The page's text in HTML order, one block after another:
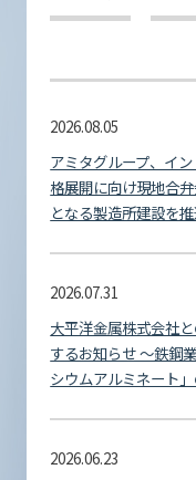
2026.08.05
アミタグループ、イ
格展開に向け現地合
となる製造所建設を
2026.07.31
大平洋金属株式会社
するお知らせ ～鉄鋼
シウムアルミネート
2026.06.23